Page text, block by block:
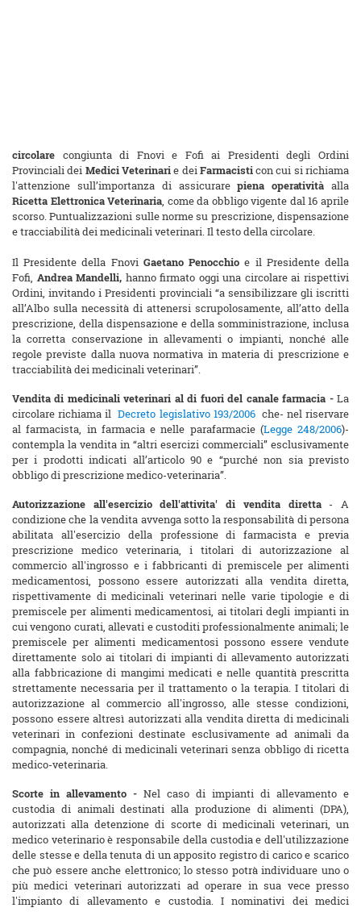
circolare congiunta di Fnovi e Fofi ai Presidenti degli Ordini
Provinciali dei Medici Veterinarie deiFarmacisticon cui si richiama
l'attenzione sull’importanza di assicurarepiena operatività alla
Ricetta Elettronica Veterinaria, come da obbligo vigente dal 16 aprile
scorso. Puntualizzazioni sulle norme su prescrizione, dispensazione
e tracciabilità dei medicinali veterinari. Il testo della circolare.
Il Presidente della Fnovi Gaetano Penocchio e il Presidente della
Fofi, Andrea Mandelli, hanno firmato oggi una circolare ai rispettivi
Ordini, invitando i Presidenti provinciali “a sensibilizzare gli iscritti
all’Albo sulla necessità di attenersi scrupolosamente, all’atto della
prescrizione, della dispensazione e della somministrazione, inclusa
la corretta conservazione in allevamenti o impianti, nonché alle
regole previste dalla nuova normativa in materia di prescrizione e
tracciabilità dei medicinali veterinari”.
Vendita di medicinali veterinari al di fuori del canale farmacia -La
circolare richiama ilDecreto legislativo 193/2006che- nel riservare
al farmacista, in farmacia e nelle parafarmacie (Legge 248/2006)-
contempla la vendita in “altri esercizi commerciali” esclusivamente
per i prodotti indicati all’articolo 90 e “purché non sia previsto
obbligo di prescrizione medico-veterinaria”.
Autorizzazione all'esercizio dell'attivita' di vendita diretta- A
condizione che la vendita avvenga sotto la responsabilità di persona
abilitata all'esercizio della professione di farmacista e previa
prescrizione medico veterinaria, i titolari di autorizzazione al
commercio all'ingrosso e i fabbricanti di premiscele per alimenti
medicamentosi, possono essere autorizzati alla vendita diretta,
rispettivamente di medicinali veterinari nelle varie tipologie e di
premiscele per alimenti medicamentosi, ai titolari degli impianti in
cui vengono curati, allevati e custoditi professionalmente animali; le
premiscele per alimenti medicamentosi possono essere vendute
direttamente solo ai titolari di impianti di allevamento autorizzati
alla fabbricazione di mangimi medicati e nelle quantità prescritta
strettamente necessaria per il trattamento o la terapia. I titolari di
autorizzazione al commercio all'ingrosso, alle stesse condizioni,
possono essere altresì autorizzati alla vendita diretta di medicinali
veterinari in confezioni destinate esclusivamente ad animali da
compagnia, nonché di medicinali veterinari senza obbligo di ricetta
medico-veterinaria.
Scorte in allevamento - Nel caso di impianti di allevamento e
custodia di animali destinati alla produzione di alimenti (DPA),
autorizzati alla detenzione di scorte di medicinali veterinari, un
medico veterinario è responsabile della custodia e dell'utilizzazione
delle stesse e della tenuta di un apposito registro di carico e scarico
che può essere anche elettronico; lo stesso potrà individuare uno o
più medici veterinari autorizzati ad operare in sua vece presso
l'impianto di allevamento e custodia. I nominativi dei medici